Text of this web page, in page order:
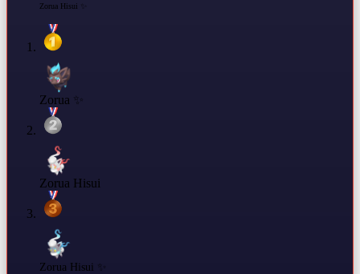
Zorua Hisui ✨
Zorua ✨
Zorua Hisui
Zorua Hisui ✨